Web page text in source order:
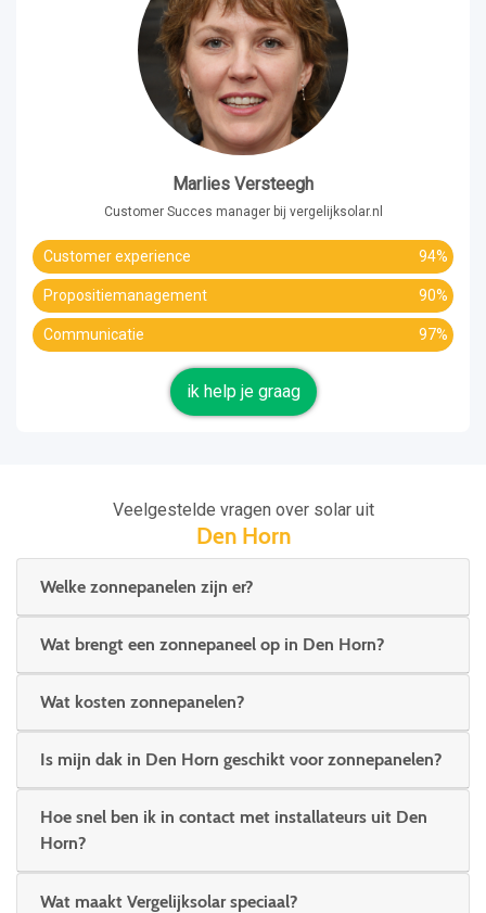
Marlies Versteegh
Customer Succes manager bij vergelijksolar.nl
Customer experience 94%
Propositiemanagement 90%
Communicatie 97%
ik help je graag
Veelgestelde vragen over solar uit
Den Horn
Welke zonnepanelen zijn er?
Wat brengt een zonnepaneel op in Den Horn?
Wat kosten zonnepanelen?
Is mijn dak in Den Horn geschikt voor zonnepanelen?
Hoe snel ben ik in contact met installateurs uit Den
Horn?
Wat maakt Vergelijksolar speciaal?